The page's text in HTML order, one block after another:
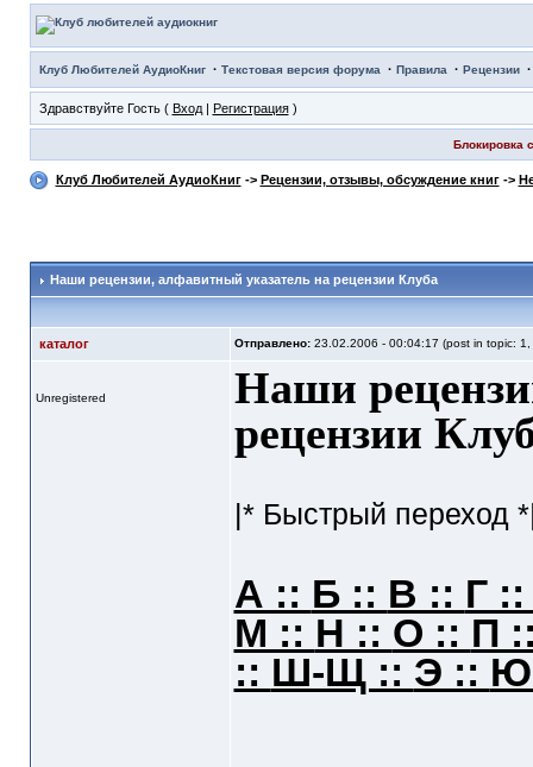
Клуб Любителей АудиоКниг· Текстовая версия форума · Правила · Рецензии
Здравствуйте Гость ( Вход| Регистрация)
Блокировка
Клуб Любителей АудиоКниг-> Рецензии, отзывы, обсуждение книг->
Наши рецензии, алфавитный указатель на рецензии Клуба
каталог Отправлено: 23.02.2006 - 00:04:17 (post in topic: 1,
Unregistered
Наши
рецензии
|* Быстрый переход
А :: Б :: В :: Г
М :: Н :: О :: П
:: Ш-Щ :: Э ::